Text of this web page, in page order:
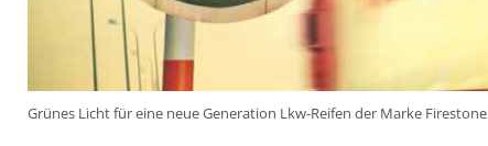
Grünes Licht für eine neue Generation Lkw-Reifen der Marke Firestone